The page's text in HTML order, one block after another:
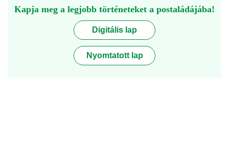
Kapja meg a legjobb történeteket a postaládájába!
Digitális lap
Nyomtatott lap